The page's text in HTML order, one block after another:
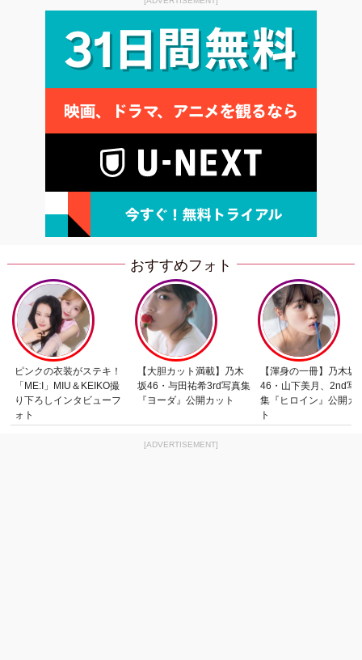
おすすめフォト
ピンクの衣装がステキ！
「ME:I」MIU＆KEIKO撮
り下ろしインタビューフ
ォト
【大胆カット満載】乃木
坂46・与田祐希3rd写真集
『ヨーダ』公開カット
【渾身の一冊】乃木坂
46・山下美月、2nd写
集『ヒロイン』公開カ
ト
[ADVERTISEMENT]